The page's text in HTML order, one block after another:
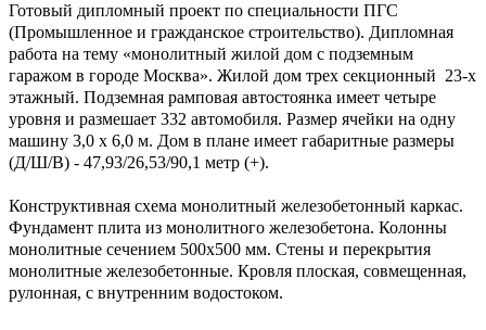
Готовый дипломный проект по специальности ПГС
(Промышленное и гражданское строительство). Дипломная
работа на тему «монолитный жилой дом с подземным
гаражом в городе Москва». Жилой дом трех секционный 23-х
этажный. Подземная рамповая автостоянка имеет четыре
уровня и размешает 332 автомобиля. Размер ячейки на одну
машину 3,0 х 6,0 м. Дом в плане имеет габаритные размеры
(Д/Ш/В) - 47,93/26,53/90,1 метр (+).
Конструктивная схема монолитный железобетонный каркас.
Фундамент плита из монолитного железобетона. Колонны
монолитные сечением 500х500 мм. Стены и перекрытия
монолитные железобетонные. Кровля плоская, совмещенная,
рулонная, с внутренним водостоком.